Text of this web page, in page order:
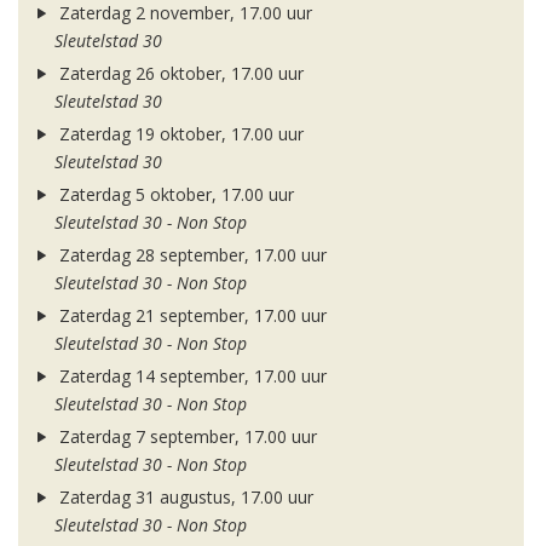
Zaterdag 2 november, 17.00 uur
Sleutelstad 30
Zaterdag 26 oktober, 17.00 uur
Sleutelstad 30
Zaterdag 19 oktober, 17.00 uur
Sleutelstad 30
Zaterdag 5 oktober, 17.00 uur
Sleutelstad 30 - Non Stop
Zaterdag 28 september, 17.00 uur
Sleutelstad 30 - Non Stop
Zaterdag 21 september, 17.00 uur
Sleutelstad 30 - Non Stop
Zaterdag 14 september, 17.00 uur
Sleutelstad 30 - Non Stop
Zaterdag 7 september, 17.00 uur
Sleutelstad 30 - Non Stop
Zaterdag 31 augustus, 17.00 uur
Sleutelstad 30 - Non Stop